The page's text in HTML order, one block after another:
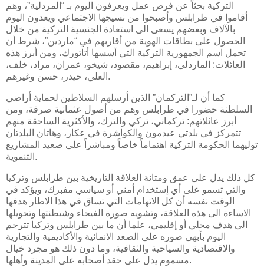
التركية بحثاً عن فرص عمل ويعرفون اليوم بـ “المردلية”، وهم
أقاموا في طرابلس وأصبحوا من نسيجها الاجتماعي ويعدون اليوم
بالآلاف وبعضهم يسعى الى استعادة الجنسية التركية من خلال
الحصول على بطاقات الهوية من أقاربهم في “ماردين”، شرط أن
تحمل اسم الجمهورية التركية التي أسسها أتاتورك، ومن أبرز هذه
العائلات: الماردلي، إبراهيم، مقصود، شيخو، عمران، مراد، خلف،
العلي، حيدر، حسن وغيرهم.
كما أن لـ”التركمان” الذين أرسلهم السلاطين لحماية أراضي
السلطنة حضورا في طرابلس وهم من أصول عثمانية صرفة، ومن
أبرز عائلاتهم: تركماني، تركي والترك، والأكثرية الساحقة منهم
تتمركز في بلدتي عيدمون والكواشرة في عكار، وهاتان البلدتان
توليهما الحكومة التركية اهتماماً خاصاً ومباشراً على صعيد المشاريع
التنموية.
كل ذلك يدل على عمق ومتانة العلاقة التاريخية بين طرابلس وتركيا
والتي تسمو على أي إستخدام أمني أو سياسي مفبرك، ويؤكد في
الوقت نفسه أن كل الاتهامات التي تساق في هذا الاطار هدفها
الاساءة الى هذه العلاقة، وتشويه صورة الفيحاء وشيطنتها وتحويلها
الى هدف محلي أو إقليمي، علما أن ما بين طرابلس وتركيا تترجم
اليوم بأبهى صوره على الصعد الانمائية والأكاديمية والتجارية
والاقتصادية والسياحية والثقافية، وما دون ذلك هو مجرد خيال
مسموم يدل على حقد أصحابه على المدينة وأهلها.